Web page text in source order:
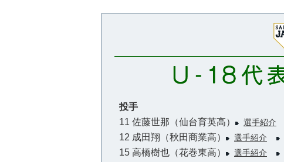
投手
11 佐藤世那（仙台育英高）
選手紹介
12 成田翔（秋田商業高） 選手紹介
15 高橋樹也（花巻東高） 選手紹介